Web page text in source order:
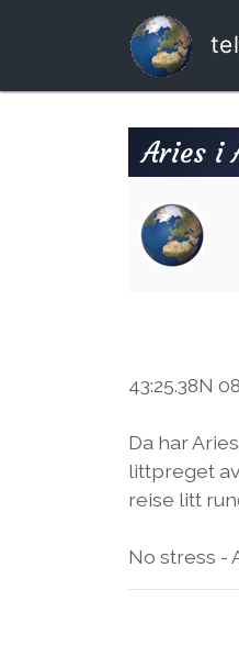
Aries i
43:25.38N
Da har
littpreget
reise litt
No stress -